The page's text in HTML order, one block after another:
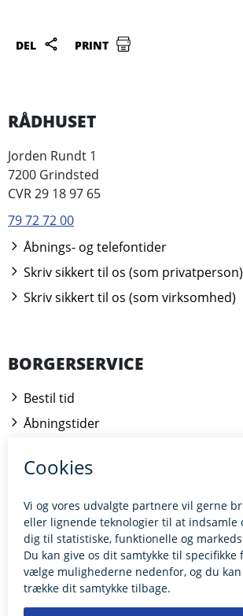
DEL PRINT
RÅDHUSET
Jorden Rundt 1
7200 Grindsted
CVR 29 18 97 65
79 72 72 00
Åbnings- og telefontider
Skriv sikkert til os (som privatperson)
Skriv sikkert til os (som virksomhed)
BORGERSERVICE
Bestil tid
Åbningstider
Kontakt borgerrådgiveren
BILLUND.DK
Tilgængelighedserklæring
Giv feedback til hjemmesiden